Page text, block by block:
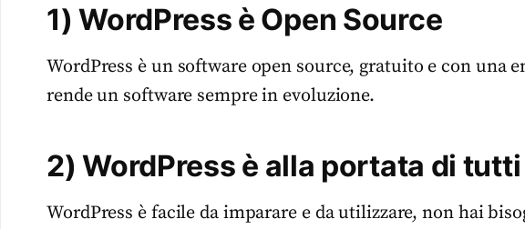
1) WordPress è Open Source
WordPress è un software open source, gratuito e con una
rende un software sempre in evoluzione.
2) WordPress è alla portata di tutti
WordPress è facile da imparare e da utilizzare, non hai